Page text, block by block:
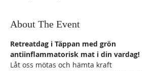
About The Event
Retreatdag i Täppan med grön
antiinflammatorisk mat i din vardag!
Låt oss mötas och hämta kraft